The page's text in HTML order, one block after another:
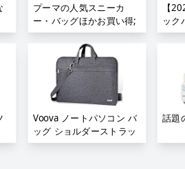
プーマの人気スニーカ
ー・バッグほかお買い得;
【
ック
ワイ
生
端
ネ
ス
軽 マ
動ペ
Voova ノートパソコン バ
ッグ ショルダーストラッ
プ付き;
話題